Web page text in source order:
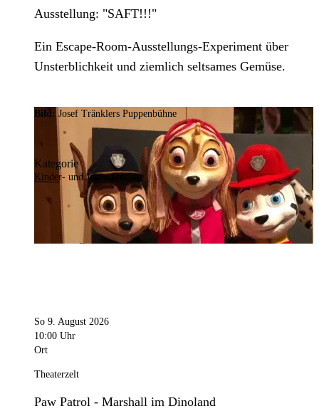
Ausstellung: "SAFT!!!"
Ein Escape-Room-Ausstellungs-Experiment über
Unsterblichkeit und ziemlich seltsames Gemüse.
Bild:Josef Tränklers Puppenbühne
Kategorie
Kinder- und Jugendtheater
So 9. August 2026
10:00 Uhr
Ort
Theaterzelt
Paw Patrol - Marshall im Dinoland